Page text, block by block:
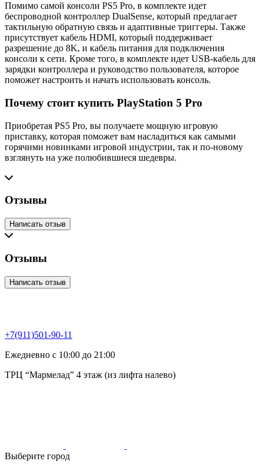
Помимо самой консоли PS5 Pro, в комплекте идет
беспроводной контроллер DualSense, который предлагает
тактильную обратную связь и адаптивные триггеры. Также
присутствует кабель HDMI, который поддерживает
разрешение до 8K, и кабель питания для подключения
консоли к сети. Кроме того, в комплекте идет USB-кабель для
зарядки контроллера и руководство пользователя, которое
поможет настроить и начать использовать консоль.
Почему стоит купить PlayStation 5 Pro
Приобретая PS5 Pro, вы получаете мощную игровую
приставку, которая поможет вам насладиться как самыми
горячими новинками игровой индустрии, так и по-новому
взглянуть на уже полюбившиеся шедевры.
Отзывы
Написать отзыв
Отзывы
Написать отзыв
+7(911)501-90-11
Ежедневно с 10:00 до 21:00
ТРЦ “Мармелад” 4 этаж (из лифта налево)
Выберите город